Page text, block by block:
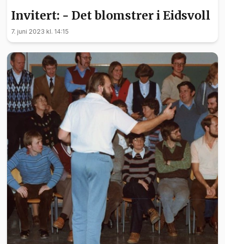
Invitert: - Det blomstrer i Eidsvoll
7. juni 2023 kl. 14:15